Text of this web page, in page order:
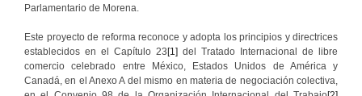
Parlamentario de Morena.
Este proyecto de reforma reconoce y adopta los principios y directrices
establecidos en el Capítulo 23[1] del Tratado Internacional de libre
comercio celebrado entre México, Estados Unidos de América y
Canadá, en el Anexo A del mismo en materia de negociación colectiva,